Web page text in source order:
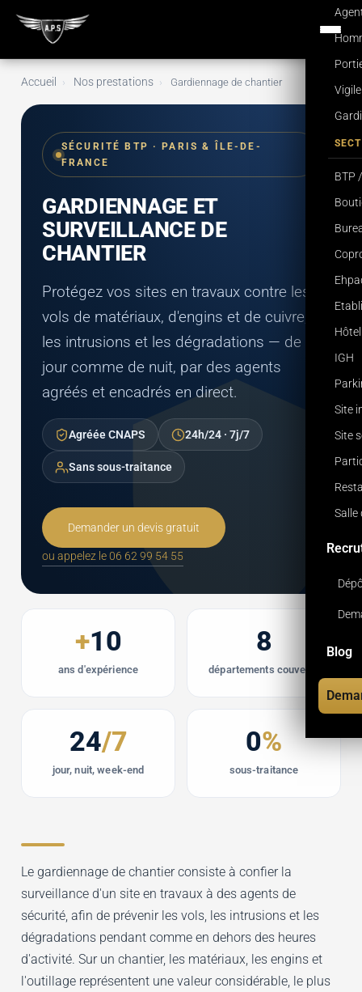
BTP
IGH
Site
Site
Salle
Blog
Accueil › Nos prestations › Gardiennage de chantier
SÉCURITÉ BTP · PARIS & ÎLE-DE-
FRANCE
GARDIENNAGE ET
SURVEILLANCE DE
CHANTIER
Protégez vos sites en travaux contre les
vols de matériaux, d'engins et de cuivre,
les intrusions et les dégradations — de
jour comme de nuit, par des agents
agréés et encadrés en direct.
Agréée CNAPS 24h/24 · 7j/7
Sans sous-traitance
Demander un devis gratuit
ou appelez le 06 62 99 54 55
+10
ans d'expérience
8
départements couverts
24/7
jour, nuit, week-end
0%
sous-traitance
Le gardiennage de chantier consiste à confier la
surveillance d'un site en travaux à des agents de
sécurité, afin de prévenir les vols, les intrusions et les
dégradations pendant comme en dehors des heures
d'activité. Sur un chantier, les matériaux, les engins et
l'outillage représentent une valeur considérable, le plus